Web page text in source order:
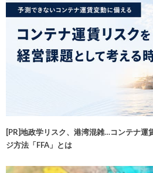
[PR]地政学リスク、港湾混雑…コンテナ運
ジ方法「FFA」とは